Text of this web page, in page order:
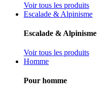
Voir tous les produits
Escalade & Alpinisme
Escalade & Alpinisme
Voir tous les produits
Homme
Pour homme